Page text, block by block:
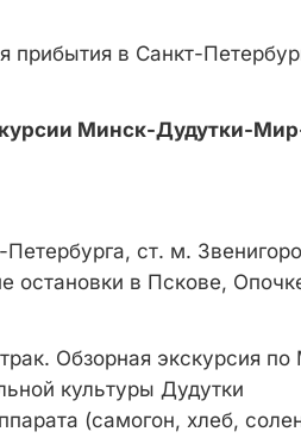
прибытия в Санкт-
Минск-Дудутки-
ст. м.
остановки в Пскове,
Обзорная экскурсия по
культуры Дудутки
(самогон, хлеб,